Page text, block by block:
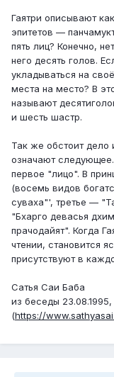
Гаятри описывают
эпитетов —
пять лиц? Конечно,
него десять голов.
укладываться на
места на место? В
называют
и шесть шастр.
Так же обстоит дело
означают
первое "лицо". В
(восемь видов
суваха"', третье —
"Бхарго девасья
прачодайят". Когда
чтении, становится
присутствуют в
Сатья Саи Баба
из беседы
(https://